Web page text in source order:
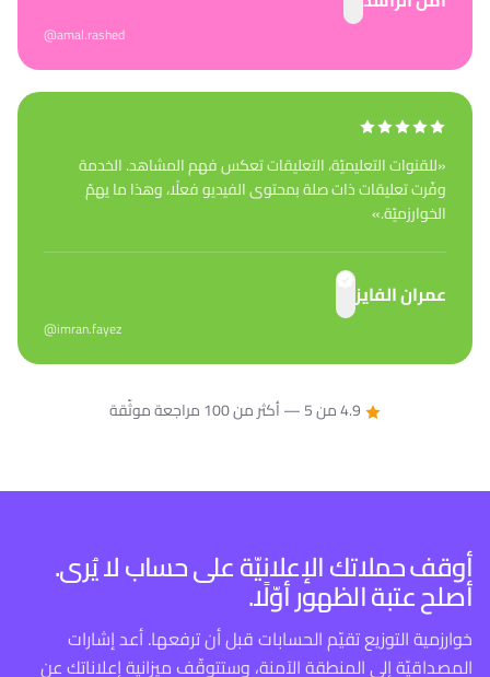
@amal.rashed
«للقنوات التعليميّة، التعليقات تعكس فهم المشاهد. الخدمة
وفّرت تعليقات ذات صلة بمحتوى الفيديو فعلًا، وهذا ما يهمّ
الخوارزميّة.»
عمران الفايز
@imran.fayez
4.9 من 5 — أكثر من 100 مراجعة موثّقة
أوقف حملاتك الإعلانيّة على حساب لا يُرى.
أصلح عتبة الظهور أوّلًا.
خوارزمية التوزيع تقيّم الحسابات قبل أن ترفعها. أعد إشارات
المصداقيّة إلى المنطقة الآمنة، وستتوقّف ميزانية إعلاناتك عن